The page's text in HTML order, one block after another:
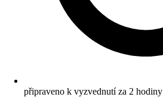
připraveno k vyzvednutí za 2 hodiny